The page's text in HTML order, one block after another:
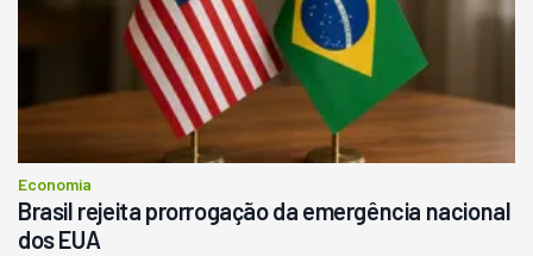
Economia
Brasil rejeita prorrogação da emergência nacional
dos EUA